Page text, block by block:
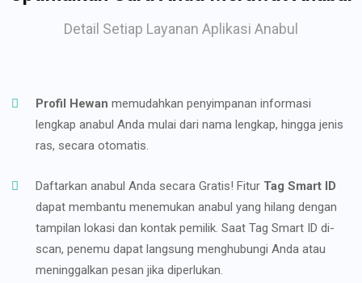
Detail Setiap Layanan Aplikasi Anabul
Profil Hewan memudahkan penyimpanan informasi
lengkap anabul Anda mulai dari nama lengkap, hingga jenis
ras, secara otomatis.
Daftarkan anabul Anda secara Gratis! Fitur Tag Smart ID
dapat membantu menemukan anabul yang hilang dengan
tampilan lokasi dan kontak pemilik. Saat Tag Smart ID di-
scan, penemu dapat langsung menghubungi Anda atau
meninggalkan pesan jika diperlukan.